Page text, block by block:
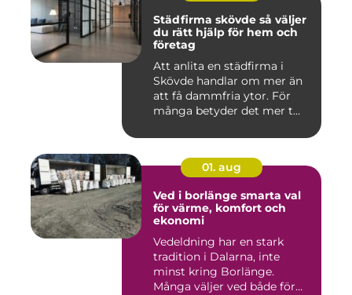
Städfirma skövde så väljer
du rätt hjälp för hem och
företag
Att anlita en städfirma i
Skövde handlar om mer än
att få dammfria ytor. För
många betyder det mer t...
01. aug
Ved i borlänge smarta val
för värme, komfort och
ekonomi
Vedeldning har en stark
tradition i Dalarna, inte
minst kring Borlänge.
Många väljer ved både för